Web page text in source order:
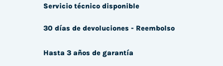
Servicio técnico disponible
30 días de devoluciones - Reembolso
Hasta 3 años de garantía